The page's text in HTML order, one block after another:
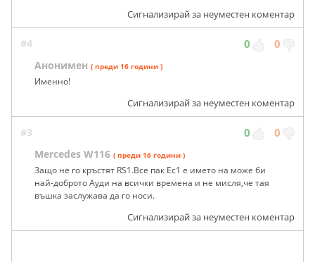
Сигнализирай за неуместен коментар
#4 0 0
Анонимен ( преди 16 години )
Именно!
Сигнализирай за неуместен коментар
#3 0 0
Mercedes W116 ( преди 16 години )
Защо не го кръстят RS1.Все пак Ес1 е името на може би
най-доброто Ауди на всички времена и не мисля,че тая
въшка заслужава да го носи.
Сигнализирай за неуместен коментар